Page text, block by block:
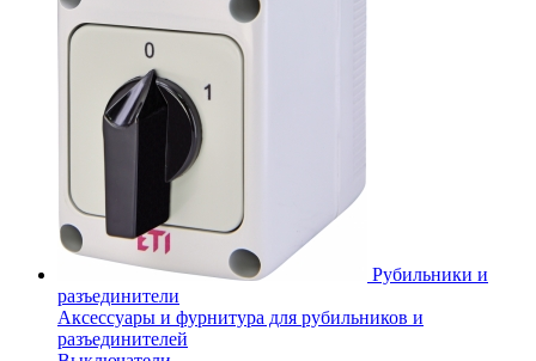
Рубильники и
разъединители
Аксессуары и фурнитура для рубильников и
разъединителей